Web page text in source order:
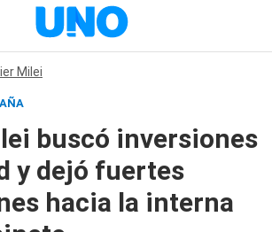
Milei
buscó inversiones
y dejó fuertes
hacia la interna